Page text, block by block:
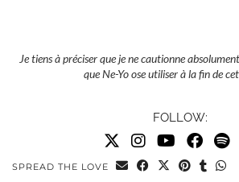
Je tiens à préciser que je ne cautionne
que Ne-Yo ose utiliser à la fin de
FOLLOW:
SPREAD THE LOVE